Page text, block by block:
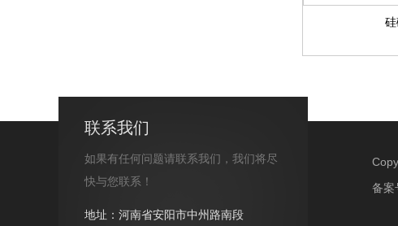
联系我们
如果有任何问题请联系我们，我们将尽
快与您联系！
地址：河南省安阳市中州路南段
备案